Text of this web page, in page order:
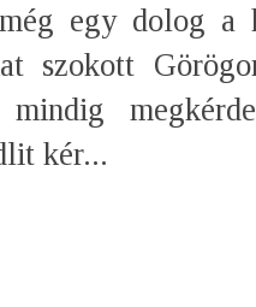
egy dolog a
szokott
kér...